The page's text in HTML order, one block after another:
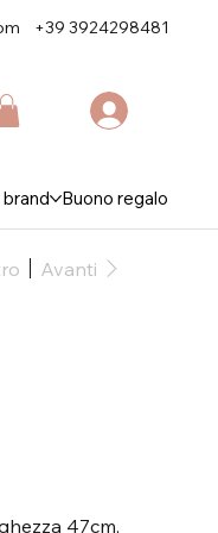
+39 3924298481
Buono regalo
Avanti
47cm,